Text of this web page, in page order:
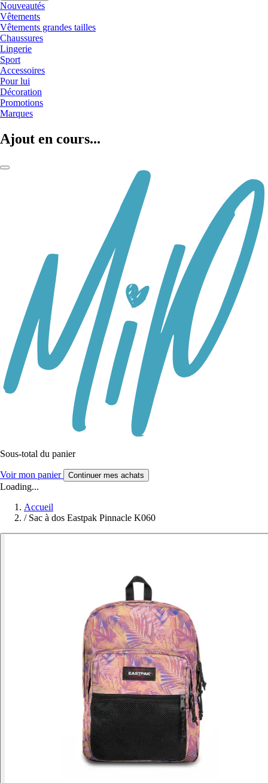
Nouveautés
Vêtements
Vêtements grandes tailles
Chaussures
Lingerie
Sport
Accessoires
Pour lui
Décoration
Promotions
Marques
Ajout en cours...
Sous-total du panier
Voir mon panier Continuer mes achats
Loading...
Accueil
/ Sac à dos Eastpak Pinnacle K060